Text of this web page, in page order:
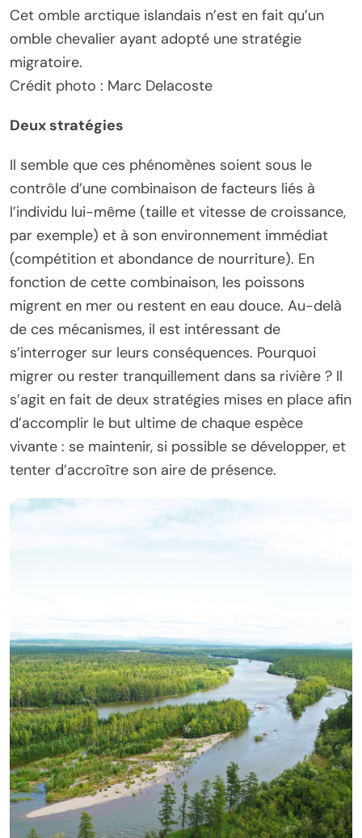
Cet omble arctique islandais n’est en fait qu’un
omble chevalier ayant adopté une stratégie
migratoire.
Crédit photo : Marc Delacoste
Deux stratégies
Il semble que ces phénomènes soient sous le
contrôle d’une combinaison de facteurs liés à
l’individu lui-même (taille et vitesse de croissance,
par exemple) et à son environnement immédiat
(compétition et abondance de nourriture). En
fonction de cette combinaison, les poissons
migrent en mer ou restent en eau douce. Au-delà
de ces mécanismes, il est intéressant de
s’interroger sur leurs conséquences. Pourquoi
migrer ou rester tranquillement dans sa rivière ? Il
s’agit en fait de deux stratégies mises en place afin
d’accomplir le but ultime de chaque espèce
vivante : se maintenir, si possible se développer, et
tenter d’accroître son aire de présence.